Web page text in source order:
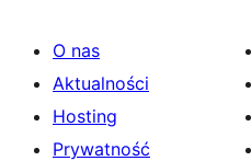
O nas
Aktualności
Hosting
Prywatność